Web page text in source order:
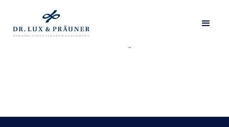
Diese Seite hat keinen Inhalt. Sie wird als Liste ohne